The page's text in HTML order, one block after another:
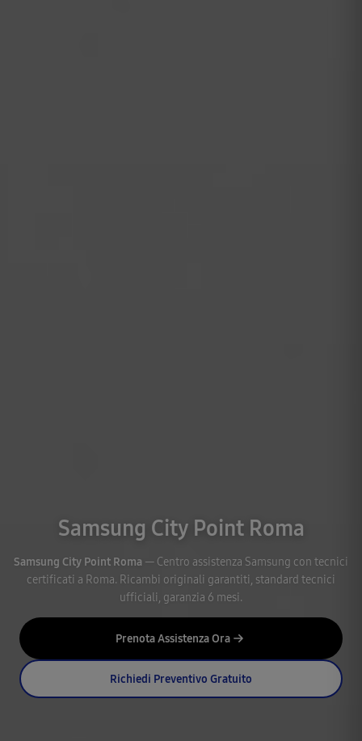
Samsung City Point Roma
Samsung City Point Roma — Centro assistenza Samsung con tecnici
certificati a Roma. Ricambi originali garantiti, standard tecnici
ufficiali, garanzia 6 mesi.
Prenota Assistenza Ora
Richiedi Preventivo Gratuito